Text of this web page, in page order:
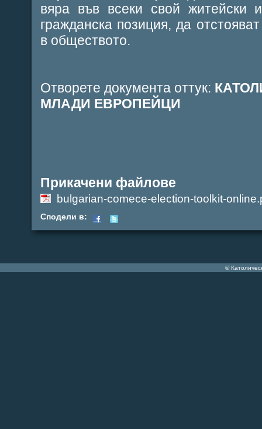
вяра във всеки свой житейски
гражданска позиция, да
в обществото.
Отворете документа оттук:
МЛАДИ ЕВРОПЕЙЦИ
Прикачени файлове
bulgarian-comece-election-toolkit-
Сподели в:
©